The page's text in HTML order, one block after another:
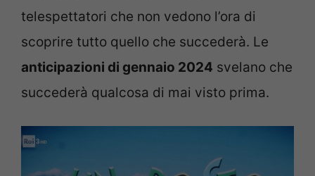
telespettatori che non vedono l’ora di
scoprire tutto quello che succederà. Le
anticipazioni di gennaio 2024 svelano che
succederà qualcosa di mai visto prima.